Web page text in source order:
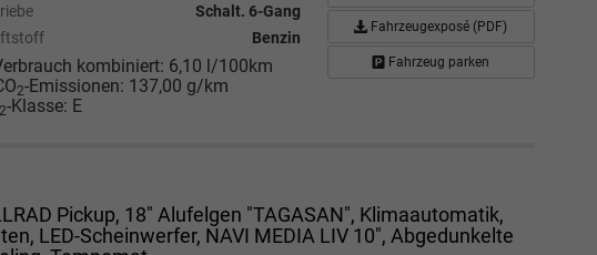
Schalt. 6-Gang
Benzin
kombiniert: 6,10 l/100km
2-Emissionen: 137,00 g/km
2-Klasse: E
Fahrzeugexposé (PDF)
Fahrzeug parken
Pickup, 18" Alufelgen "TAGASAN", Klimaautomatik,
LED-Scheinwerfer, NAVI MEDIA LIV 10", Abgedunkelte